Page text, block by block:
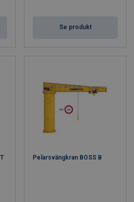
Se produkt
Pelarsvängkran BOSS B